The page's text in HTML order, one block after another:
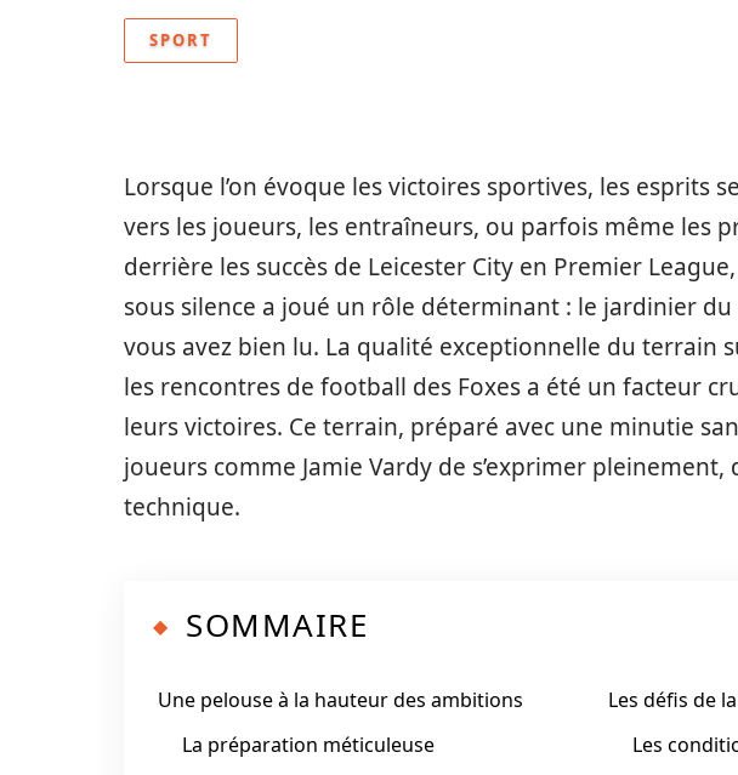
SPORT
Lorsque l’on évoque les victoires sportives, les esprits
vers les joueurs, les entraîneurs, ou parfois même les
derrière les succès de Leicester City en Premier
sous silence a joué un rôle déterminant : le jardinier
vous avez bien lu. La qualité exceptionnelle du terrain
les rencontres de football des Foxes a été un facteur
leurs victoires. Ce terrain, préparé avec une minutie
joueurs comme Jamie Vardy de s’exprimer
technique.
SOMMAIRE
Une pelouse à la hauteur des ambitions
La préparation méticuleuse
Les défis de
Les